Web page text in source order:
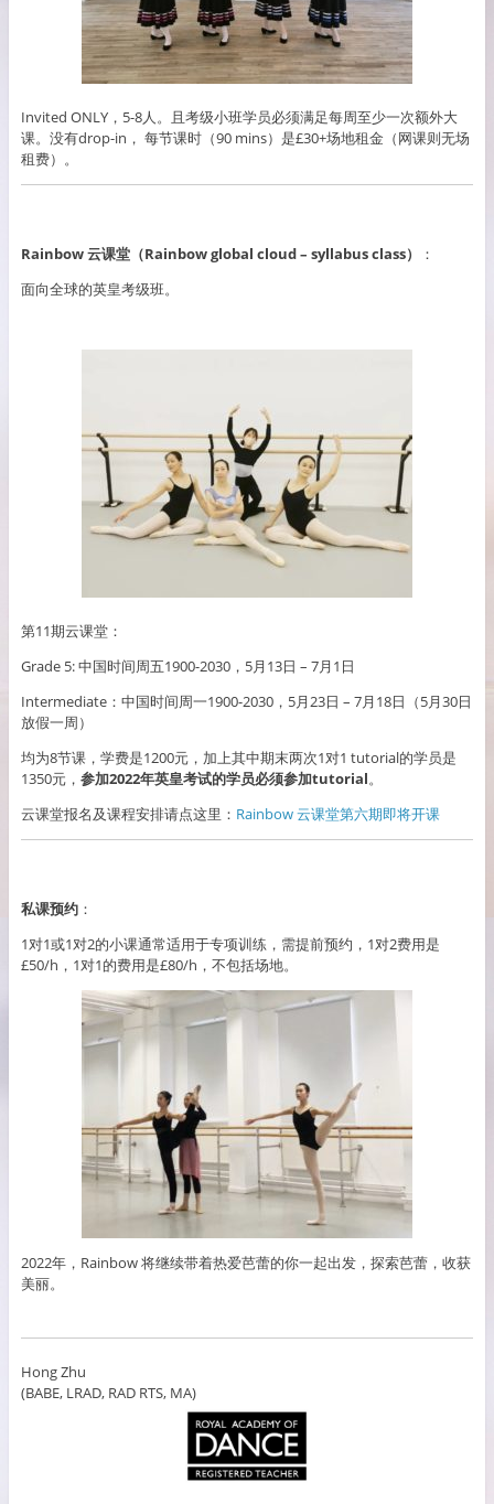
Invited ONLY，5-8人。且考级小班学员必须满足每周至少一次额外大
课。没有drop-in， 每节课时（90 mins）是£30+场地租金（网课则无场
租费）。
Rainbow 云课堂（Rainbow global cloud – syllabus class）
：
面向全球的英皇考级班。
第11期云课堂：
Grade 5: 中国时间周五1900-2030，5月13日 – 7月1日
Intermediate：中国时间周一1900-2030，5月23日 – 7月18日（5月30日
放假一周）
均为8节课，学费是1200元，加上其中期末两次1对1 tutorial的学员是
1350元， 参加2022年英皇考试的学员必须参加tutorial。
云课堂报名及课程安排请点这里： Rainbow 云课堂第六期即将开课
私课预约：
1对1或1对2的小课通常适用于专项训练，需提前预约，1对2费用是
£50/h，1对1的费用是£80/h，不包括场地。
2022年，Rainbow 将继续带着热爱芭蕾的你一起出发，探索芭蕾，收获
美丽。
Hong Zhu
(BABE, LRAD, RAD RTS, MA)